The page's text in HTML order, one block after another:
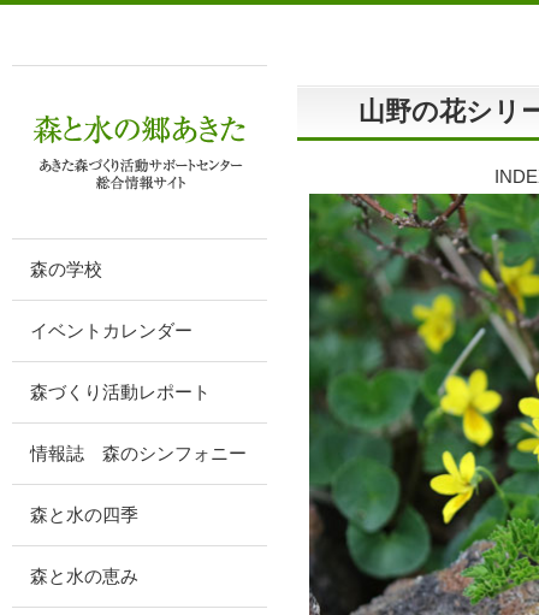
森の学校
イベントカレンダー
森づくり活動レポート
情報誌 森のシンフォニー
森と水の四季
森と水の恵み
山野の花シリ